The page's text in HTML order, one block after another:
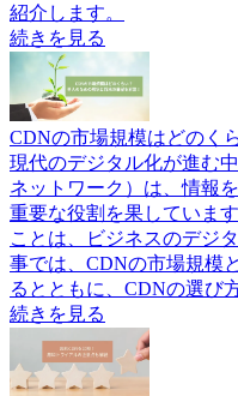
紹介します。
続きを見る
CDNの市場規模はどのく
現代のデジタル化が進む
ネットワーク）は、情報
重要な役割を果していま
ことは、ビジネスのデジ
事では、CDNの市場規模
るとともに、CDNの選び
続きを見る